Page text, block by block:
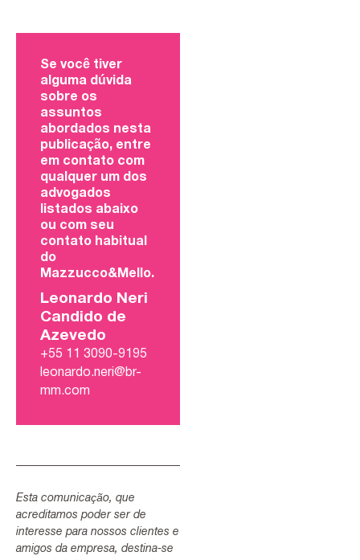
Se você tiver
alguma dúvida
sobre os
assuntos
abordados nesta
publicação, entre
em contato com
qualquer um dos
advogados
listados abaixo
ou com seu
contato habitual
do
Mazzucco&Mello.
Leonardo Neri
Candido de
Azevedo
+55 11 3090-9195
leonardo.neri@br-
mm.com
Esta comunicação, que
acreditamos poder ser de
interesse para nossos clientes e
amigos da empresa, destina-se